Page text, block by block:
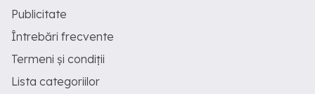
Publicitate
Întrebări frecvente
Termeni și condiții
Lista categoriilor